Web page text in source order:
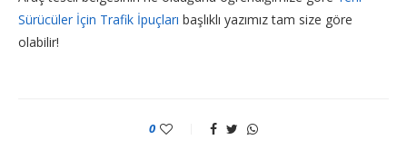
Sürücüler İçin Trafik İpuçları başlıklı yazımız tam size göre
olabilir!
0